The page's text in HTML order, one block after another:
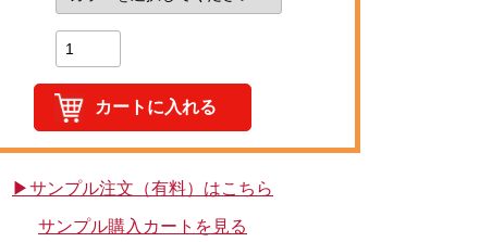
▶サンプル注文（有料）はこちら
サンプル購入カートを見る